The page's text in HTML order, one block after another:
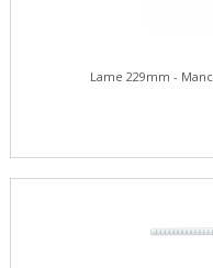
Lame 229mm -